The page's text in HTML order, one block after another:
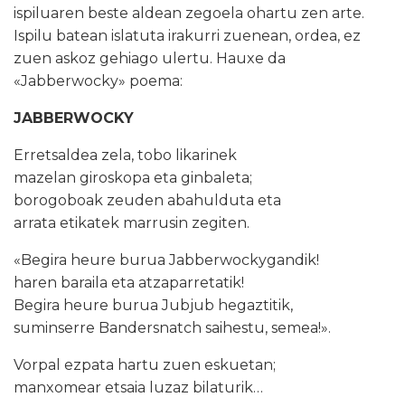
ispiluaren beste aldean zegoela ohartu zen arte.
Ispilu batean islatuta irakurri zuenean, ordea, ez
zuen askoz gehiago ulertu. Hauxe da
«Jabberwocky» poema:
JABBERWOCKY
Erretsaldea zela, tobo likarinek
mazelan giroskopa eta ginbaleta;
borogoboak zeuden abahulduta eta
arrata etikatek marrusin zegiten.
«Begira heure burua Jabberwockygandik!
haren baraila eta atzaparretatik!
Begira heure burua Jubjub hegaztitik,
suminserre Bandersnatch saihestu, semea!».
Vorpal ezpata hartu zuen eskuetan;
manxomear etsaia luzaz bilaturik…